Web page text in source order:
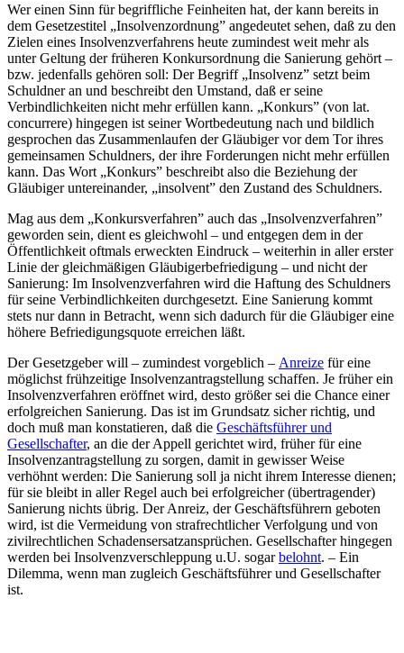
Wer einen Sinn für begriffliche Feinheiten hat, der kann bereits in
dem Gesetzestitel „Insolvenzordnung” angedeutet sehen, daß zu den
Zielen eines Insolvenzverfahrens heute zumindest weit mehr als
unter Geltung der früheren Konkursordnung die Sanierung gehört –
bzw. jedenfalls gehören soll: Der Begriff „Insolvenz” setzt beim
Schuldner an und beschreibt den Umstand, daß er seine
Verbindlichkeiten nicht mehr erfüllen kann. „Konkurs” (von lat.
concurrere) hingegen ist seiner Wortbedeutung nach und bildlich
gesprochen das Zusammenlaufen der Gläubiger vor dem Tor ihres
gemeinsamen Schuldners, der ihre Forderungen nicht mehr erfüllen
kann. Das Wort „Konkurs” beschreibt also die Beziehung der
Gläubiger untereinander, „insolvent” den Zustand des Schuldners.
Mag aus dem „Konkursverfahren” auch das „Insolvenzverfahren”
geworden sein, dient es gleichwohl – und entgegen dem in der
Öffentlichkeit oftmals erweckten Eindruck – weiterhin in aller erster
Linie der gleichmäßigen Gläubigerbefriedigung – und nicht der
Sanierung: Im Insolvenzverfahren wird die Haftung des Schuldners
für seine Verbindlichkeiten durchgesetzt. Eine Sanierung kommt
stets nur dann in Betracht, wenn sich dadurch für die Gläubiger eine
höhere Befriedigungsquote erreichen läßt.
Der Gesetzgeber will – zumindest vorgeblich – Anreize für eine
möglichst frühzeitige Insolvenzantragstellung schaffen. Je früher ein
Insolvenzverfahren eröffnet wird, desto größer sei die Chance einer
erfolgreichen Sanierung. Das ist im Grundsatz sicher richtig, und
doch muß man konstatieren, daß die Geschäftsführer und
Gesellschafter, an die der Appell gerichtet wird, früher für eine
Insolvenzantragstellung zu sorgen, damit in gewisser Weise
verhöhnt werden: Die Sanierung soll ja nicht ihrem Interesse dienen;
für sie bleibt in aller Regel auch bei erfolgreicher (übertragender)
Sanierung nichts übrig. Der Anreiz, der Geschäftsführern geboten
wird, ist die Vermeidung von strafrechtlicher Verfolgung und von
zivilrechtlichen Schadensersatzansprüchen. Gesellschafter hingegen
werden bei Insolvenzverschleppung u.U. sogarbelohnt. – Ein
Dilemma, wenn man zugleich Geschäftsführer und Gesellschafter
ist.